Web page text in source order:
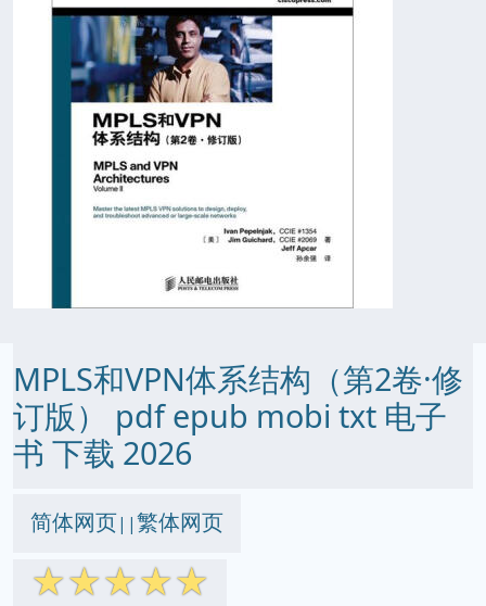
MPLS和VPN体系结构（第2卷·修
订版） pdf epub mobi txt 电子
书 下载 2026
简体网页||繁体网页
☆☆☆☆☆